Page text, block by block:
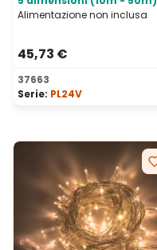
Alimentazione non inclusa
45,73 €
37663
Serie: PL24V